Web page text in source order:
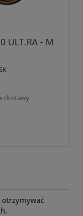
ULT.RA - M
dostawy
otrzymywać